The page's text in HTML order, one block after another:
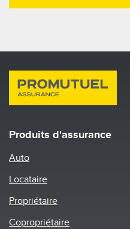
Produits d'assurance
Auto
Locataire
Propriétaire
Copropriétaire